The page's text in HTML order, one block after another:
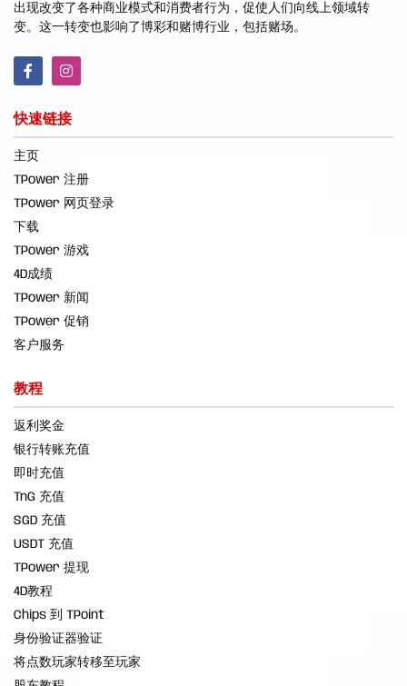
出现改变了各种商业模式和消费者行为，促使人们向线上领域转
变。这一转变也影响了博彩和赌博行业，包括赌场。
快速链接
主页
TPower 注册
TPower 网页登录
下载
TPower 游戏
4D成绩
TPower 新闻
TPower 促销
客户服务
教程
返利奖金
银行转账充值
即时充值
TnG 充值
SGD 充值
USDT 充值
TPower 提现
4D教程
Chips 到 TPoint
身份验证器验证
将点数玩家转移至玩家